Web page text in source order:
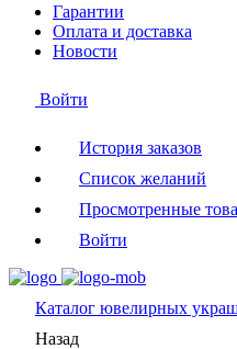
Гарантии
Оплата и доставка
Новости
Войти
История заказов
Список желаний
Просмотренные
Войти
Каталог ювелирных
Назад